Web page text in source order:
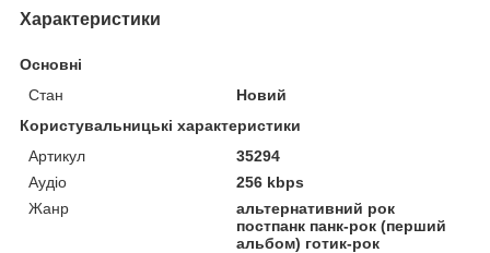
Характеристики
Основні
Стан
Новий
Користувальницькі характеристики
Артикул
35294
Аудіо
256 kbps
Жанр
альтернативний рок
постпанк панк-рок (перший
альбом) готик-рок